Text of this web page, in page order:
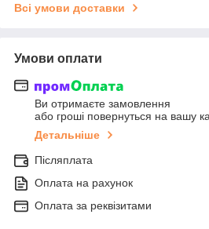
Всі умови доставки
Умови оплати
Ви отримаєте замовлення
або гроші повернуться на вашу
Детальніше
Післяплата
Оплата на рахунок
Оплата за реквізитами